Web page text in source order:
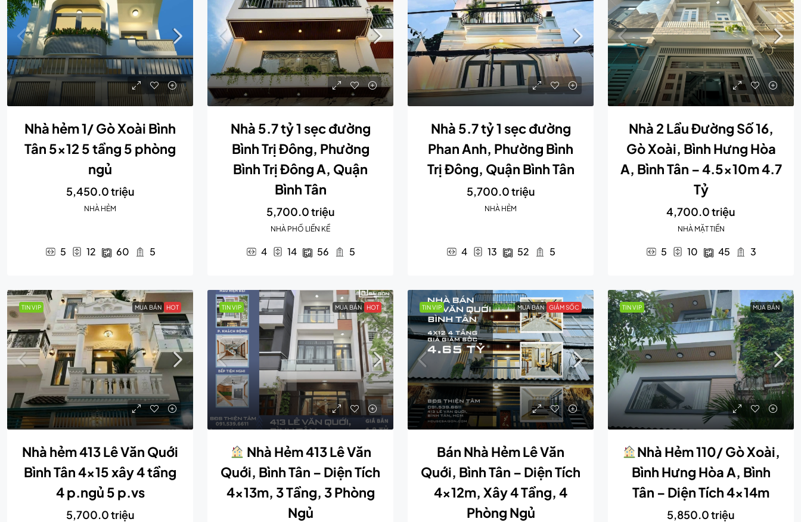
Nhà hẻm 1/ Gò Xoài Bình
Tân 5×12 5 tầng 5 phòng
ngủ
5,450.0 triệu
NHÀ HẺM
5 12 60 5
Nhà 5.7 tỷ 1 sẹc đường
Bình Trị Đông, Phường
Bình Trị Đông A, Quận
Bình Tân
5,700.0 triệu
NHÀ PHỐ LIỀN KỀ
4 14 56 5
Nhà 5.7 tỷ 1 sẹc đường
Phan Anh, Phường Bình
Trị Đông, Quận Bình Tân
5,700.0 triệu
NHÀ HẺM
4 13 52 5
Nhà 2 Lầu Đường Số 16,
Gò Xoài, Bình Hưng Hòa
A, Bình Tân – 4.5x10m 4.7
Tỷ
4,700.0 triệu
NHÀ MẶT TIỀN
5 10 45 3
TIN VIP MUA BÁN HOT
Nhà hẻm 413 Lê Văn Quới
Bình Tân 4×15 xây 4 tầng
4 p.ngủ 5 p.vs
5,700.0 triệu
TIN VIP MUA BÁN HOT
Nhà Hẻm 413 Lê Văn
Quới, Bình Tân – Diện Tích
4x13m, 3 Tầng, 3 Phòng
Ngủ
TIN VIP MUA BÁN GIẢM SỐC
Bán Nhà Hẻm Lê Văn
Quới, Bình Tân – Diện Tích
4x12m, Xây 4 Tầng, 4
Phòng Ngủ
TIN VIP MUA BÁN
Nhà Hẻm 110/ Gò Xoài,
Bình Hưng Hòa A, Bình
Tân – Diện Tích 4x14m
5,850.0 triệu